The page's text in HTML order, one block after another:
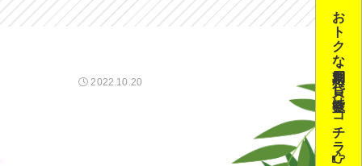
2022.10.20 おトクな定期利用･貸し教室はコチラ